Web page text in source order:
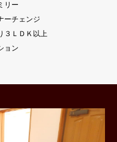
リー
ーチェンジ
３ＬＤＫ以上
ョン